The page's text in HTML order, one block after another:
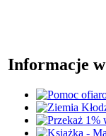
Informacje